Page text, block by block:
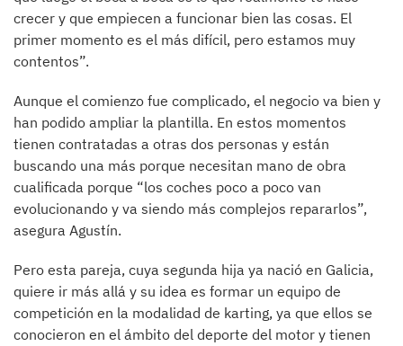
crecer y que empiecen a funcionar bien las cosas. El
primer momento es el más difícil, pero estamos muy
contentos”.
Aunque el comienzo fue complicado, el negocio va bien y
han podido ampliar la plantilla. En estos momentos
tienen contratadas a otras dos personas y están
buscando una más porque necesitan mano de obra
cualificada porque “los coches poco a poco van
evolucionando y va siendo más complejos repararlos”,
asegura Agustín.
Pero esta pareja, cuya segunda hija ya nació en Galicia,
quiere ir más allá y su idea es formar un equipo de
competición en la modalidad de karting, ya que ellos se
conocieron en el ámbito del deporte del motor y tienen